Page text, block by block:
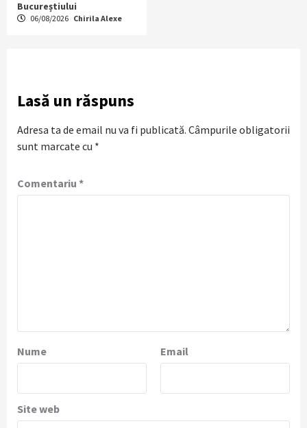
Bucureștiului
06/08/2026 Chirila Alexe
Lasă un răspuns
Adresa ta de email nu va fi publicată. Câmpurile obligatorii
sunt marcate cu *
Comentariu *
Nume Email
Site web